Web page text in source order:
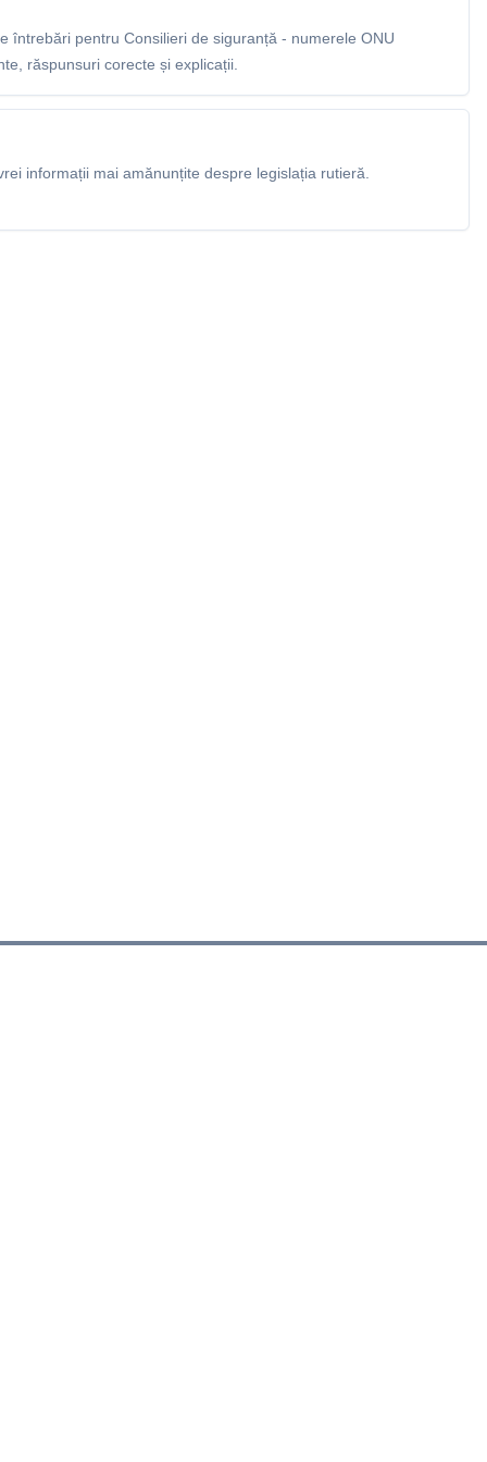
întrebări pentru Consilieri de siguranță - numerele ONU
răspunsuri corecte și explicații.
informații mai amănunțite despre legislația rutieră.